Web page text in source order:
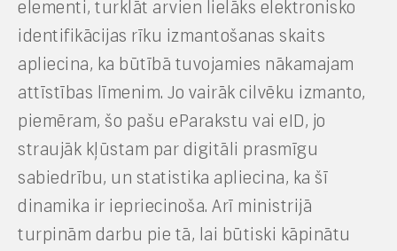
elementi, turklāt arvien lielāks elektronisko
identifikācijas rīku izmantošanas skaits
apliecina, ka būtībā tuvojamies nākamajam
attīstības līmenim. Jo vairāk cilvēku izmanto,
piemēram, šo pašu eParakstu vai eID, jo
straujāk kļūstam par digitāli prasmīgu
sabiedrību, un statistika apliecina, ka šī
dinamika ir iepriecinoša. Arī ministrijā
turpinām darbu pie tā, lai būtiski kāpinātu